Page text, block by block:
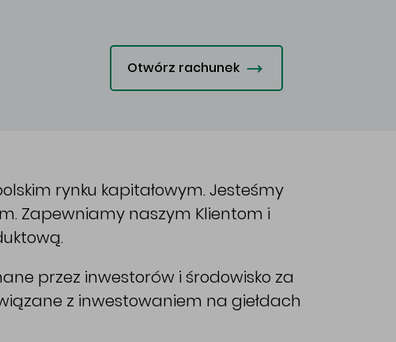
Otwórz rachunek
rynku kapitałowym. Jesteśmy
Zapewniamy naszym Klientom i
przez inwestorów i środowisko za
z inwestowaniem na giełdach